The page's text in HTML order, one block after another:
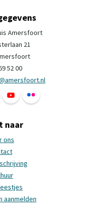
Amersfoort
21
52 00
op Facebook Het Groene Huis
ons op Instagram Het Groene
Volg ons op YouTube Het
Volg ons op Flickr Het
naar
ons
aanmelden